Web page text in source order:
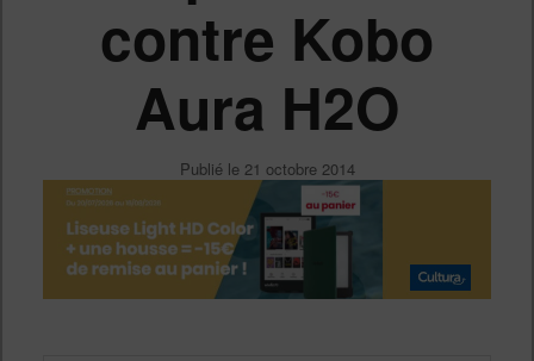
contre Kobo
Aura H2O
Publié le 21 octobre 2014